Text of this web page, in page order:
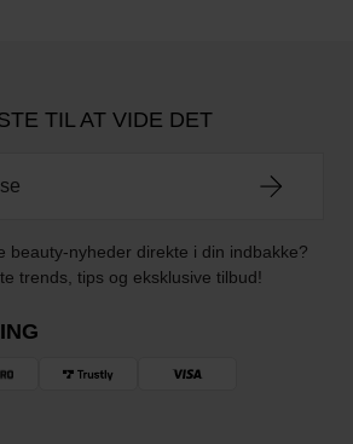
TIL AT VIDE DET
beauty-nyheder direkte i din indbakke?
trends, tips og eksklusive tilbud!